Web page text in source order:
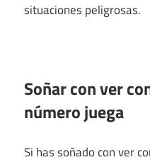
situaciones peligrosas.
Soñar con ver
número juega
Si has soñado con ver